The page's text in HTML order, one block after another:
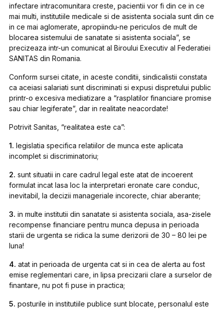
infectare intracomunitara creste, pacientii vor fi din ce in ce
mai multi, institutiile medicale si de asistenta sociala sunt din ce
in ce mai aglomerate, apropiindu-ne periculos de mult de
blocarea sistemului de sanatate si asistenta sociala”, se
precizeaza intr-un comunicat al Biroului Executiv al Federatiei
SANITAS din Romania.
Conform sursei citate, in aceste conditii, sindicalistii constata
ca aceiasi salariati sunt discriminati si expusi dispretului public
printr-o excesiva mediatizare a “rasplatilor financiare promise
sau chiar legiferate”, dar in realitate neacordate!
Potrivit Sanitas, “realitatea este ca”:
1. legislatia specifica relatiilor de munca este aplicata
incomplet si discriminatoriu;
2. sunt situatii in care cadrul legal este atat de incoerent
formulat incat lasa loc la interpretari eronate care conduc,
inevitabil, la decizii manageriale incorecte, chiar aberante;
3. in multe institutii din sanatate si asistenta sociala, asa-zisele
recompense financiare pentru munca depusa in perioada
starii de urgenta se ridica la sume derizorii de 30 – 80 lei pe
luna!
4. atat in perioada de urgenta cat si in cea de alerta au fost
emise reglementari care, in lipsa precizarii clare a surselor de
finantare, nu pot fi puse in practica;
5. posturile in institutiile publice sunt blocate, personalul este